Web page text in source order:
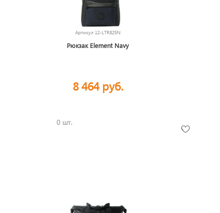
Артикул 12-LTR825N
Рюкзак Element Navy
8 464 руб.
0 шт.